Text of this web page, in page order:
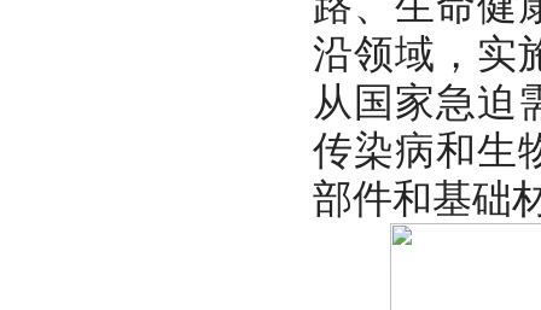
沿领域，实
从国家急迫
传染病和生
部件和基础